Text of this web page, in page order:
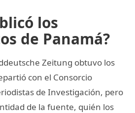
los
de Panamá?
Zeitung obtuvo los
con el Consorcio
de Investigación, pero
de la fuente, quién los